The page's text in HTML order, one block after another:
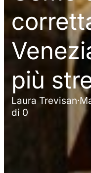
più
Laura Trevisan·
di 0